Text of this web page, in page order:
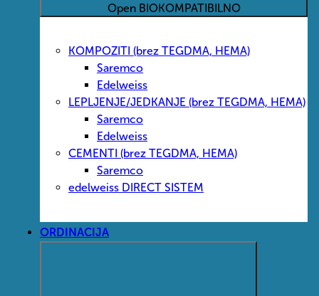
Open BIOKOMPATIBILNO
KOMPOZITI (brez TEGDMA, HEMA)
Saremco
Edelweiss
LEPLJENJE/JEDKANJE (brez TEGDMA, HEMA)
Saremco
Edelweiss
CEMENTI (brez TEGDMA, HEMA)
Saremco
edelweiss DIRECT SISTEM
ORDINACIJA